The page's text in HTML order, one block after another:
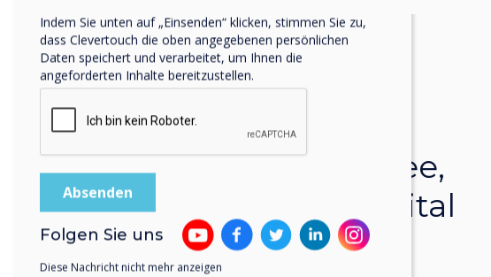
CL High-Bright
Subscription-free,
feature-rich digital
signage
Indem Sie unten auf „Einsenden“ klicken, stimmen Sie zu,
dass Clevertouch die oben angegebenen persönlichen
Daten speichert und verarbeitet, um Ihnen die
angeforderten Inhalte bereitzustellen.
Folgen Sie uns
Diese Nachricht nicht mehr anzeigen